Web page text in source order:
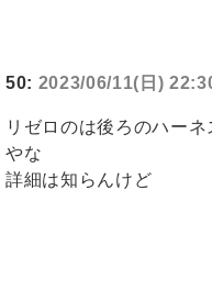
50: 2023/06/11(日)
リゼロのは後ろのハー
やな
詳細は知らんけど